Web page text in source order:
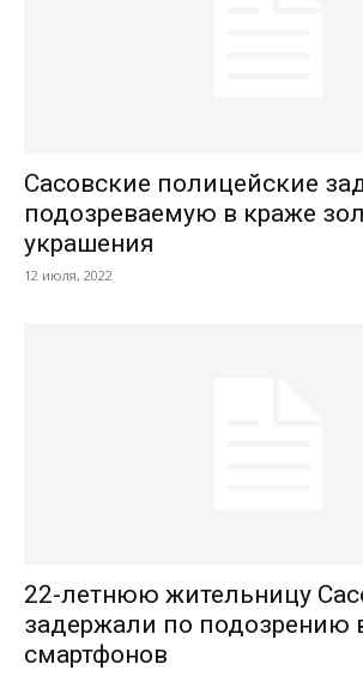
Сасовские полицейские
подозреваемую в краже
украшения
12 июля, 2022
22-летнюю жительницу
задержали по подозрению
смартфонов